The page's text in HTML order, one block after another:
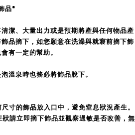
品*
潔、大量出力或是預期將產與任何物品產
品摘下，如您願意在洗澡與就寢前摘下飾
有一定的幫助。
溫泉時也務必將飾品脫下。
寸的飾品放入口中，避免窒息狀況產生。
請立即摘下飾品並觀察過敏是否改善，無